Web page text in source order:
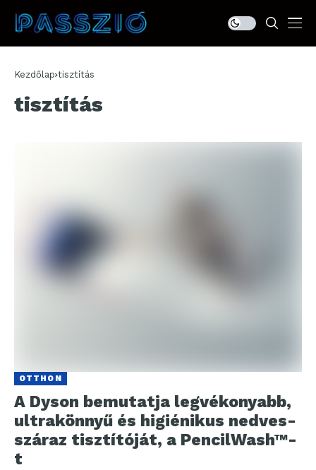
Kezdőlap tisztítás
tisztítás
OTTHON
A Dyson bemutatja legvékonyabb,
ultrakönnyű és higiénikus nedves-
száraz tisztítóját, a PencilWash™-
t